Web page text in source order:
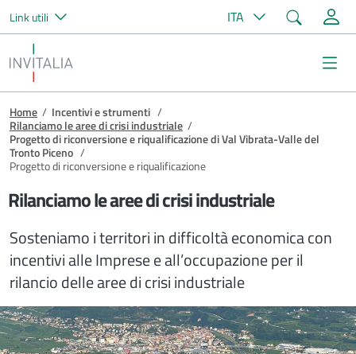
Salta al contenuto principale
Link utili ITA Cerca
Invitalia
Briciole di pane
Home / Incentivi e strumenti /
Rilanciamo le aree di crisi industriale /
Progetto di riconversione e riqualificazione di Val Vibrata-Valle del
Tronto Piceno /
Progetto di riconversione e riqualificazione
Rilanciamo le aree di crisi industriale
Sosteniamo i territori in difficoltà economica con
incentivi alle Imprese e all’occupazione per il
rilancio delle aree di crisi industriale